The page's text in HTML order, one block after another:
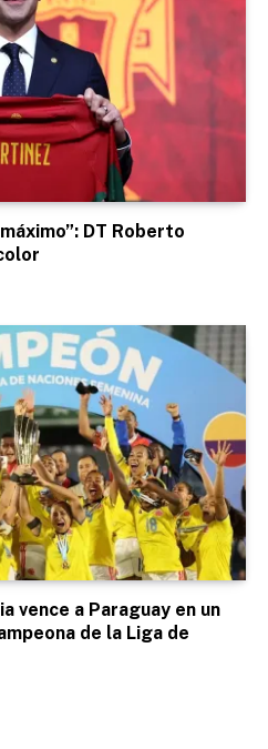
DT Roberto
vence a Paraguay en un
de la Liga de